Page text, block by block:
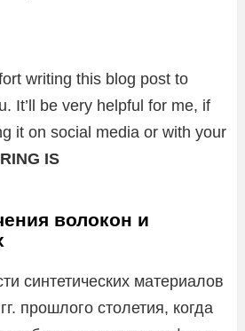
writing this blog post to
It’ll be very helpful for me, if
it on social media or with your
IS
волокон и
синтетических материалов
прошлого столетия, когда